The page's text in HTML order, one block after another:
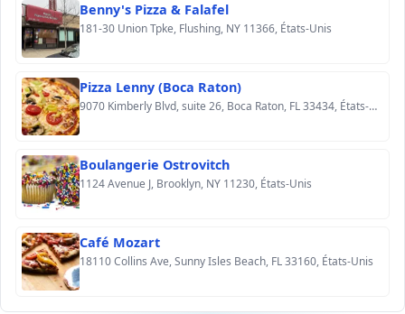
Benny's Pizza & Falafel
181-30 Union Tpke, Flushing, NY 11366, États-Unis
Pizza Lenny (Boca Raton)
9070 Kimberly Blvd, suite 26, Boca Raton, FL 33434, États-Unis
Boulangerie Ostrovitch
1124 Avenue J, Brooklyn, NY 11230, États-Unis
Café Mozart
18110 Collins Ave, Sunny Isles Beach, FL 33160, États-Unis